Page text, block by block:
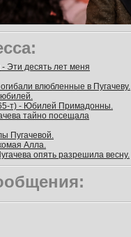
Эти десять лет меня
влюбленные в Пугачеву.
т) - Юбилей Примадонны.
тайно посещала
Пугачевой.
Алла.
опять разрешила весну.